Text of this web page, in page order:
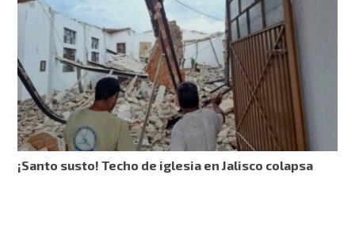
¡Santo susto! Techo de iglesia en Jalisco colapsa